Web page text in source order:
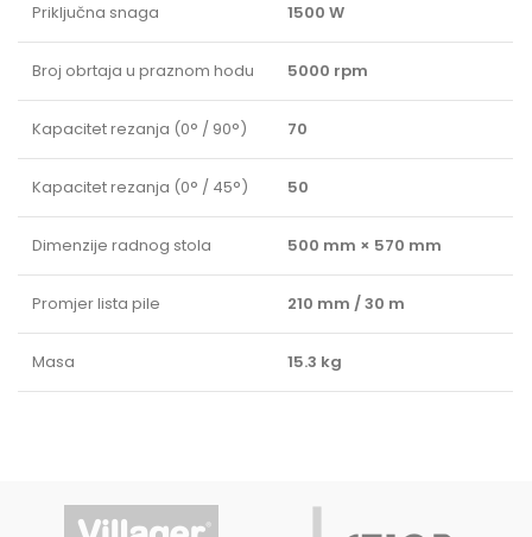
Priključna snaga 1500 W
Broj obrtaja u praznom hodu 5000 rpm
Kapacitet rezanja (0° / 90°) 70
Kapacitet rezanja (0° / 45°) 50
Dimenzije radnog stola 500 mm × 570 mm
Promjer lista pile 210 mm / 30 m
Masa 15.3 kg